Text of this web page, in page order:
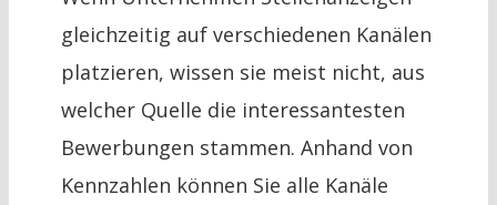
gleichzeitig auf verschiedenen Kanälen
platzieren, wissen sie meist nicht, aus
welcher Quelle die interessantesten
Bewerbungen stammen. Anhand von
Kennzahlen können Sie alle Kanäle